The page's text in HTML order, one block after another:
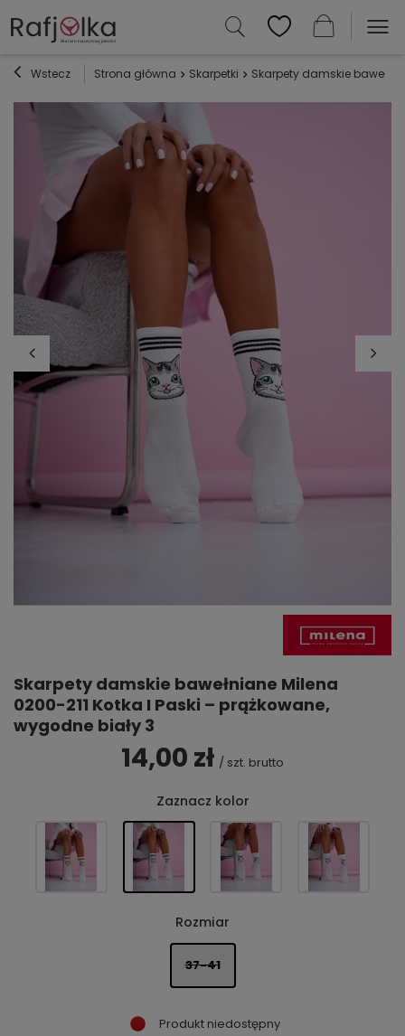
Wstecz Strona główna Skarpetki Skarpety damskie
Skarpety damskie bawełniane Milena
0200-211 Kotka I Paski – prążkowane,
wygodne biały 3
14,00 zł / szt. brutto
Zaznacz kolor
Rozmiar
37-41
Produkt niedostępny